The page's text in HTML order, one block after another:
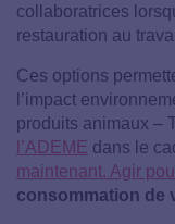
collaboratrices
restauration au
Ces options
l’impact
produits animaux –
l’ADEME dans le
maintenant. Agir
consommation de